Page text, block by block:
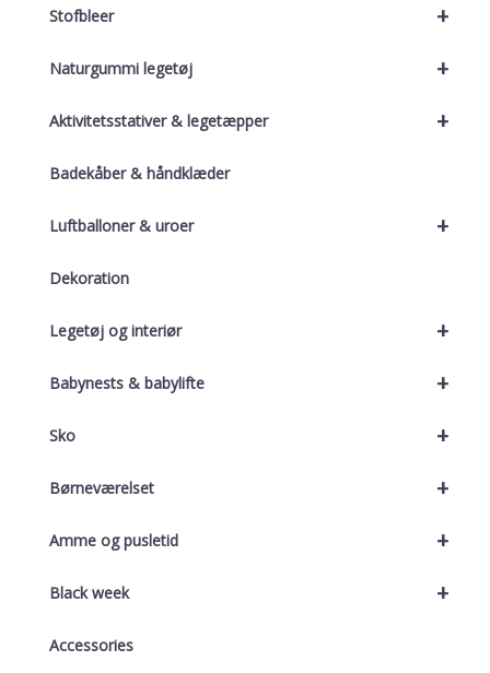
+
Stofbleer
+
Naturgummi legetøj
+
Aktivitetsstativer & legetæpper
Badekåber & håndklæder
+
Luftballoner & uroer
Dekoration
+
Legetøj og interiør
+
Babynests & babylifte
+
Sko
+
Børneværelset
+
Amme og pusletid
+
Black week
Accessories